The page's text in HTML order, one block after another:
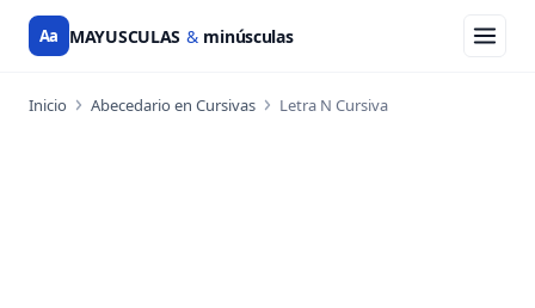
Aa MAYUSCULAS & minúsculas
Inicio Abecedario en Cursivas Letra N Cursiva